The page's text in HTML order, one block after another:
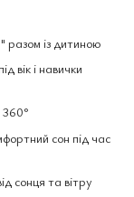
разом із дитиною
вік і навички
сон під час
сонця та вітру